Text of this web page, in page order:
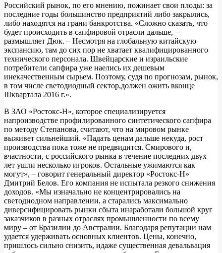
Российский рынок, по его мнению, пожинает свои плоды: за
последние годы большинство предприятий либо закрылись,
либо находятся на грани банкротства. «Сложно сказать, что
будет происходить в сапфировой отрасли дальше, –
размышляет Дюк. – Несмотря на глобальную китайскую
экспансию, там до сих пор не хватает квалифицированного
технического персонала. Швейцарские и израильские
потребители сапфира уже наелись их дешевым
инекачественным сырьем. Поэтому, судя по прогнозам, рынок,
в том числе светодиодный сектор,должен ожить вконце
IIIквартала 2016 г.».
В ЗАО «Ростокс-Н», которое специализируется
напроизводстве профилированного синтетического сапфира
по методу Степанова, считают, что на мировом рынке
выживет сильнейший. «Падать ценам дальше некуда, рост
производства пока тоже не предвидится. Смирового и,
вчастности, с российского рынка в течение последних двух
лет ушли несколько игроков. Остальные ужимаются как
могут», – говорит генеральный директор «Ростокс-Н»
Дмитрий Белов. Его компания не испытала резкого снижения
доходов. «Мы изначально не концентрировались на
светодиодном направлении, а старались максимально
диверсифицировать рынки сбыта инаработали большой круг
заказчиков в разных отраслях промышленности по всему
миру – от Бразилии до Австралии. Благодаря репутации нам
удается удерживать основных клиентов. Цены, конечно,
пришлось сильно снизить, идаже существенная девальвация